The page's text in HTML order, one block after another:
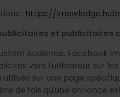
: https://
et publicitaires
Audience, Facebook
vers l'utilisateur sur
sur une page
de fois qu'une annonce